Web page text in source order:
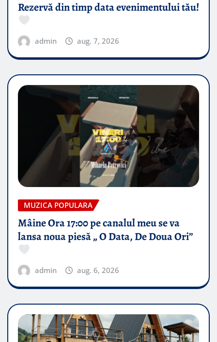
Rezervă din timp data evenimentului tău!
admin aug. 7, 2026
MUZICA POPULARA
Mâine Ora 17:00 pe canalul meu se va
lansa noua piesă „ O Data, De Doua Ori”
admin aug. 6, 2026